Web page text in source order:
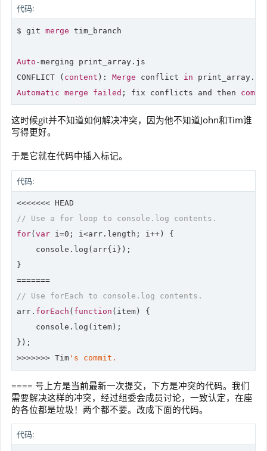
代码:
$ git merge tim_branch
Auto -merging print_array.js
CONFLICT ( content ): Merge conflict in
Automatic merge failed ; fix conflicts and then
这时候git并不知道如何解决冲突，因为他不知道John和Tim谁
写得更好。
于是它就在代码中插入标记。
代码:
// Use a for loop to console.log contents.
for( var i=0 ; i<arr.length; i++) {
    console.log(arr{i});
}
// Use forEach to console.log contents.
arr. forEach ( function (item)
{
    console.log(item);
});
>>>>>>> Tim
==== 号上方是当前最新一次提交，下方是冲突的代码。我们
需要解决这样的冲突，经过组委会成员讨论，一致认定，在座
的各位都是垃圾！两个都不要。改成下面的代码。
代码: